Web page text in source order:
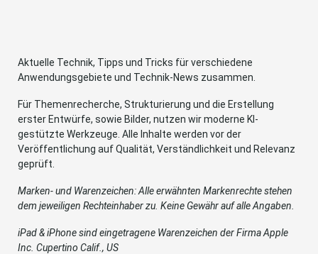
Aktuelle Technik, Tipps und Tricks für verschiedene
Anwendungsgebiete und Technik-News zusammen.
Für Themenrecherche, Strukturierung und die Erstellung
erster Entwürfe, sowie Bilder, nutzen wir moderne KI-
gestützte Werkzeuge. Alle Inhalte werden vor der
Veröffentlichung auf Qualität, Verständlichkeit und Relevanz
geprüft.
Marken- und Warenzeichen: Alle erwähnten Markenrechte stehen
dem jeweiligen Rechteinhaber zu. Keine Gewähr auf alle Angaben.
iPad & iPhone sind eingetragene Warenzeichen der Firma Apple
Inc. Cupertino Calif., US